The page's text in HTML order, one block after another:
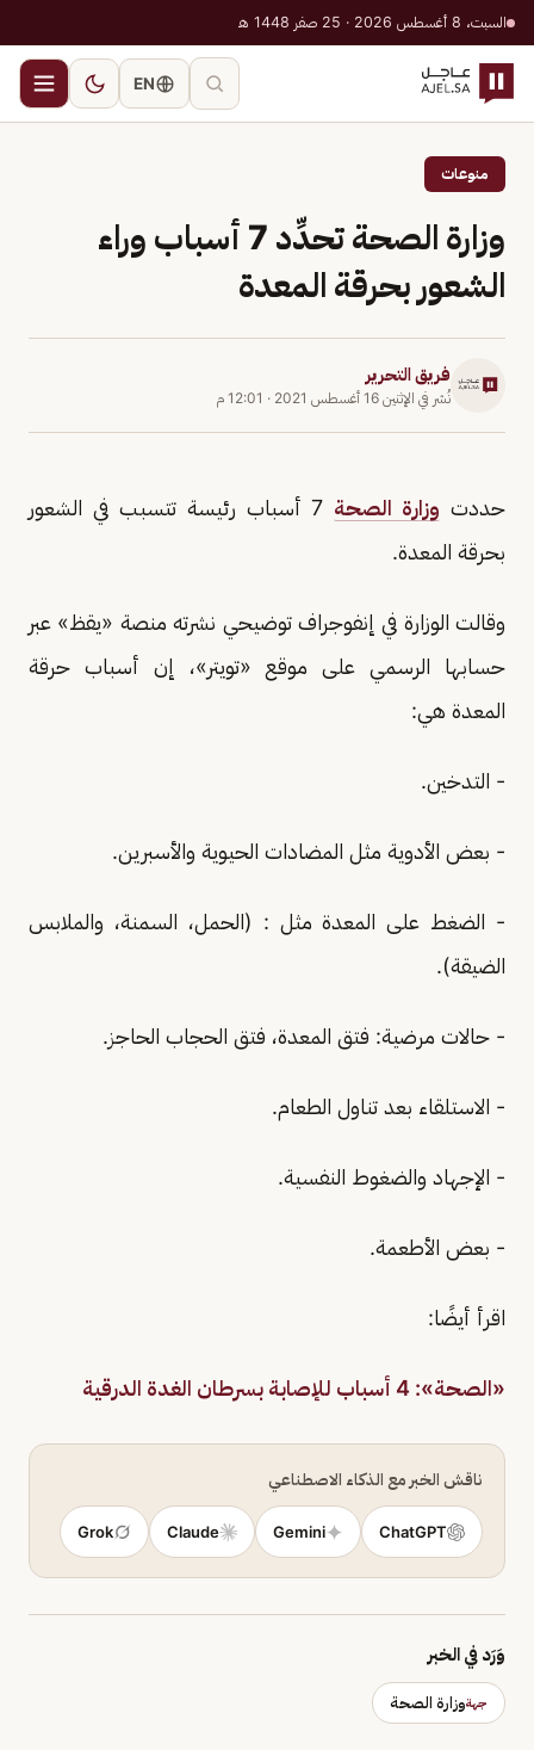
السبت، 8 أغسطس 2026 · 25 صفر 1448 هـ
EN
منوعات
وزارة الصحة تحدِّد 7 أسباب وراء
الشعور بحرقة المعدة
فريق التحرير
نُشر في الإثنين 16 أغسطس 2021 · 12:01 م
حددت وزارة الصحة
7 أسباب رئيسة تتسبب في الشعور
بحرقة المعدة.
وقالت الوزارة في إنفوجراف توضيحي نشرته منصة «يقظ» عبر
حسابها الرسمي على موقع «تويتر»، إن أسباب حرقة
المعدة هي:
- التدخين.
- بعض الأدوية مثل المضادات الحيوية والأسبرين.
- الضغط على المعدة مثل : (الحمل، السمنة، والملابس
الضيقة).
- حالات مرضية: فتق المعدة، فتق الحجاب الحاجز.
- الاستلقاء بعد تناول الطعام.
- الإجهاد والضغوط النفسية.
- بعض الأطعمة.
اقرأ أيضًا:
«الصحة»: 4 أسباب للإصابة بسرطان الغدة الدرقية
ناقش الخبر مع الذكاء الاصطناعي
ChatGPT
Gemini
Claude
Grok
وَرَد في الخبر
جهةوزارة الصحة